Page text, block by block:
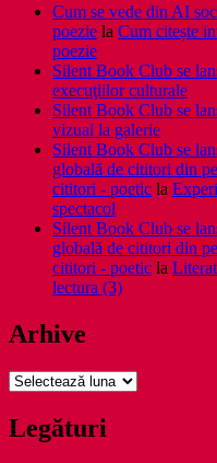
Cum se vede din AI
poezie la Cum citește
poezie
Silent Book Club se
execuţiilor culturale
Silent Book Club se
vizual la galerie
Silent Book Club se
globală de cititori din
cititori - poetic la
spectacol
Silent Book Club se
globală de cititori din
cititori - poetic la
lectura (3)
Arhive
Arhive
Legături